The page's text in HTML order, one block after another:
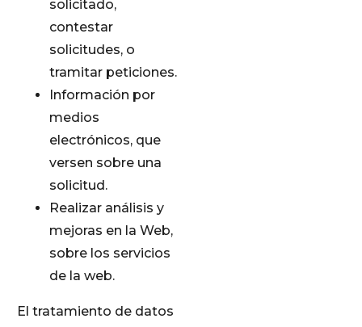
solicitado,
contestar
solicitudes, o
tramitar peticiones.
Información por
medios
electrónicos, que
versen sobre una
solicitud.
Realizar análisis y
mejoras en la Web,
sobre los servicios
de la web.
El tratamiento de datos